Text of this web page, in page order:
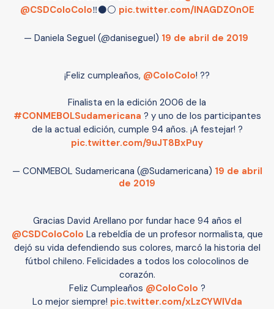
@CSDColoColo‼️⚫️⚪️ pic.twitter.com/lNAGDZOnOE
— Daniela Seguel (@daniseguel) 19 de abril de 2019
¡Feliz cumpleaños, @ColoColo​! ??
Finalista en la edición 2006 de la
#CONMEBOLSudamericana ? y uno de los participantes
de la actual edición, cumple 94 años. ¡A festejar! ?
pic.twitter.com/9uJT8BxPuy
— CONMEBOL Sudamericana (@Sudamericana) 19 de abril
de 2019
Gracias David Arellano por fundar hace 94 años el
@CSDColoColo La rebeldía de un profesor normalista, que
dejó su vida defendiendo sus colores, marcó la historia del
fútbol chileno. Felicidades a todos los colocolinos de
corazón.
Feliz Cumpleaños @ColoColo ?
Lo mejor siempre! pic.twitter.com/xLzCYWIVda